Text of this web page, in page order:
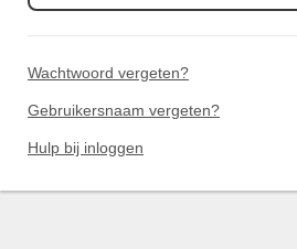
Wachtwoord vergeten?
Gebruikersnaam vergeten?
Hulp bij inloggen